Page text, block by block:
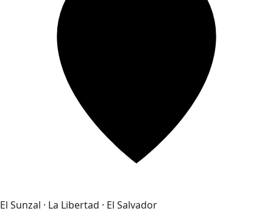
El Sunzal · La Libertad · El Salvador